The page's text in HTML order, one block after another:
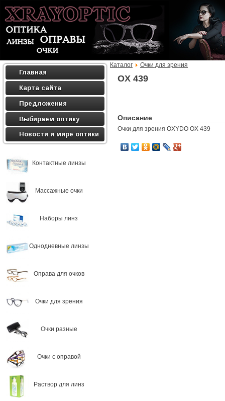
Главная
Карта сайта
Предложения
Выбираем оптику
Новости и мире оптики
Контактные линзы
Массажные очки
Наборы линз
Однодневные линзы
Оправа для очков
Очки для зрения
Очки разные
Очки с оправой
Раствор для линз
Каталог Очки для зрения
OX 439
Описание
Очки для зрения OXYDO OX 439